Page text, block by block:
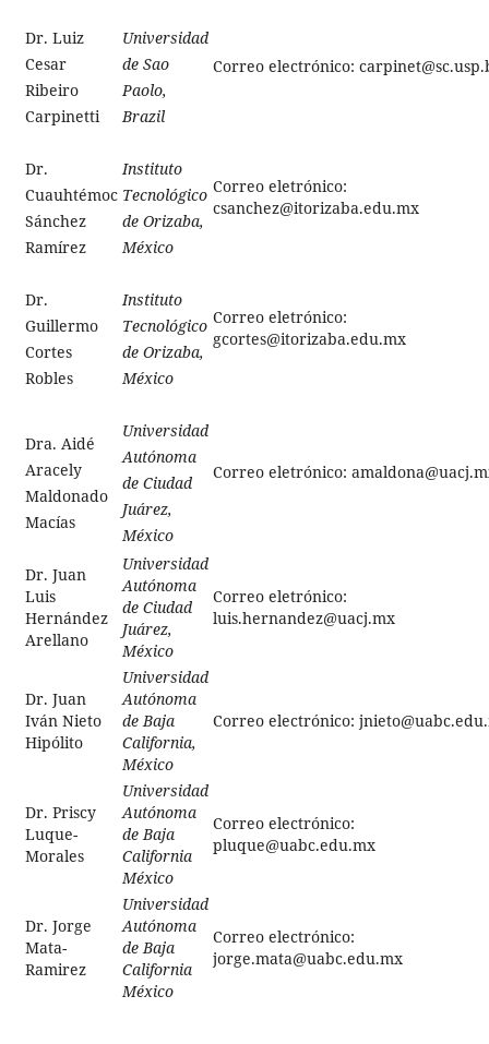
Dr. Luiz
Cesar
Ribeiro
Carpinetti
Universidad
de Sao
Paolo,
Brazil
Correo electrónico:
Dr.
Cuauhtémoc
Sánchez
Ramírez
Instituto
Tecnológico
de Orizaba,
México
Correo eletrónico:
csanchez@itorizaba.edu.mx
Dr.
Guillermo
Cortes
Robles
Instituto
Tecnológico
de Orizaba,
México
Correo eletrónico:
gcortes@itorizaba.edu.mx
Dra. Aidé
Aracely
Maldonado
Macías
Universidad
Autónoma
de Ciudad
Juárez,
México
Correo eletrónico:
Dr. Juan
Luis
Hernández
Arellano
Universidad
Autónoma
de Ciudad
Juárez,
México
Correo eletrónico:
luis.hernandez@uacj.mx
Dr. Juan
Iván Nieto
Hipólito
Universidad
Autónoma
de Baja
California,
México
Correo electrónico:
Dr. Priscy
Luque-
Morales
Universidad
Autónoma
de Baja
California
México
Correo electrónico:
pluque@uabc.edu.mx
Dr. Jorge
Mata-
Ramirez
Universidad
Autónoma
de Baja
California
México
Correo electrónico:
jorge.mata@uabc.edu.mx